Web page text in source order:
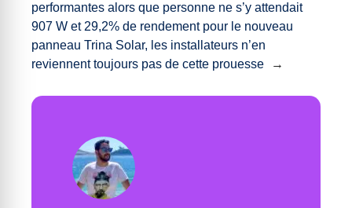
performantes alors que personne ne s’y attendait
907 W et 29,2% de rendement pour le nouveau
panneau Trina Solar, les installateurs n’en
reviennent toujours pas de cette prouesse
→